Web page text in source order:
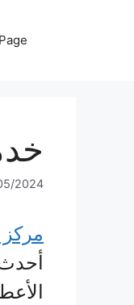
2024
مركز